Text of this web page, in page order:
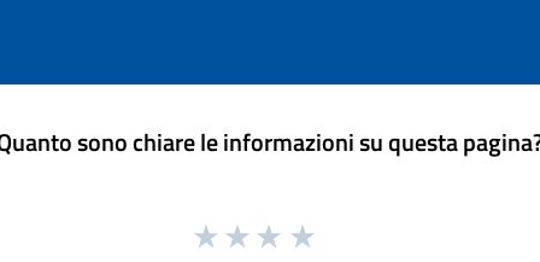
sono chiare le informazioni su questa